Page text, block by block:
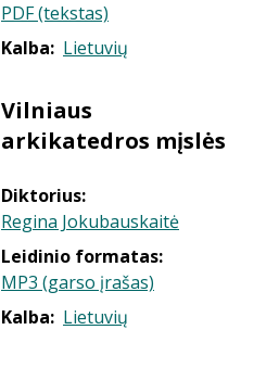
PDF (tekstas)
Kalba: Lietuvių
Vilniaus
arkikatedros mįslės
Diktorius:
Regina Jokubauskaitė
Leidinio formatas:
MP3 (garso įrašas)
Kalba: Lietuvių